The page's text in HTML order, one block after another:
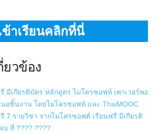
ข้าเรียนคลิกที่นี่
วข้อง
มีเกียรติบัตร หลักสูตร ไมโครซอฟท์ เพาเวอร์พอ
อชิ้นงาน โดยไมโครซอฟท์ และ ThaiMOOC
7 รายวิชา จากไมโครซอฟต์ เรียนฟรี มีเกียรติ
บ ที่ ???? ????